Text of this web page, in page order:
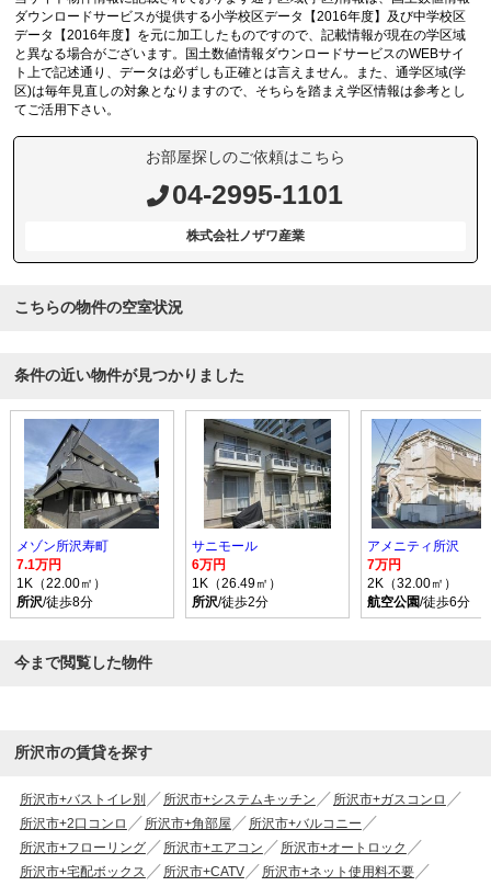
ダウンロードサービスが提供する小学校区データ【2016年度】及び中学校区
データ【2016年度】を元に加工したものですので、記載情報が現在の学区域
と異なる場合がございます。国土数値情報ダウンロードサービスのWEBサイ
ト上で記述通り、データは必ずしも正確とは言えません。また、通学区域(学
区)は毎年見直しの対象となりますので、そちらを踏まえ学区情報は参考とし
てご活用下さい。
お部屋探しのご依頼はこちら
04-2995-1101
株式会社ノザワ産業
こちらの物件の空室状況
条件の近い物件が見つかりました
メゾン所沢寿町
7.1万円
1K（22.00㎡）
所沢/徒歩8分
サニモール
6万円
1K（26.49㎡）
所沢/徒歩2分
アメニティ所沢
7万円
2K（32.00㎡）
航空公園/徒歩6分
今まで閲覧した物件
所沢市の賃貸を探す
所沢市+バストイレ別 所沢市+システムキッチン
所沢市+ガスコンロ
所沢市+2口コンロ
所沢市+角部屋
所沢市+バルコニー
所沢市+フローリング
所沢市+エアコン
所沢市+オートロック
所沢市+宅配ボックス
所沢市+CATV
所沢市+ネット使用料不要